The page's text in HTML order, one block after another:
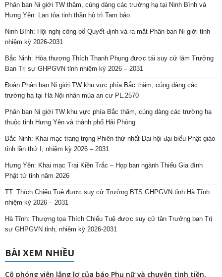
Phân ban Ni giới TW thăm, cúng dàng các trường hạ tại Ninh Bình và
Hưng Yên: Lan tỏa tinh thần hộ trì Tam bảo
Ninh Bình: Hội nghị công bố Quyết định và ra mắt Phân ban Ni giới tỉnh
nhiệm kỳ 2026-2031
Bắc Ninh: Hòa thượng Thích Thanh Phụng được tái suy cử làm Trưởng
Ban Trị sự GHPGVN tỉnh nhiệm kỳ 2026 – 2031
Đoàn Phân ban Ni giới TW khu vực phía Bắc thăm, cúng dàng các
trường hạ tại Hà Nội nhân mùa an cư PL.2570
Phân ban Ni giới TW khu vực phía Bắc thăm, cúng dàng các trường hạ
thuộc tỉnh Hưng Yên và thành phố Hải Phòng
Bắc Ninh: Khai mạc trang trọng Phiên thứ nhất Đại hội đại biểu Phật giáo
tỉnh lần thứ I, nhiệm kỳ 2026 – 2031
Hưng Yên: Khai mạc Trại Kiền Trắc – Họp bạn ngành Thiếu Gia đình
Phật tử tỉnh năm 2026
TT. Thích Chiếu Tuệ được suy cử Trưởng BTS GHPGVN tỉnh Hà Tĩnh
nhiệm kỳ 2026 – 2031
Hà Tĩnh: Thượng tọa Thích Chiếu Tuệ được suy cử tân Trưởng ban Trị
sự GHPGVN tỉnh, nhiệm kỳ 2026-2031
BÀI XEM NHIỀU
Cô phóng viên lẳng lơ của báo Phụ nữ và chuyện tình tiền,